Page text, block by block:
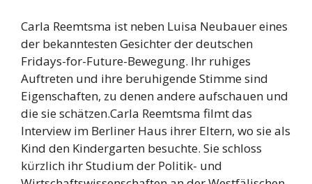
Carla Reemtsma ist neben Luisa Neubauer eines
der bekanntesten Gesichter der deutschen
Fridays-for-Future-Bewegung. Ihr ruhiges
Auftreten und ihre beruhigende Stimme sind
Eigenschaften, zu denen andere aufschauen und
die sie schätzen.Carla Reemtsma filmt das
Interview im Berliner Haus ihrer Eltern, wo sie als
Kind den Kindergarten besuchte. Sie schloss
kürzlich ihr Studium der Politik- und